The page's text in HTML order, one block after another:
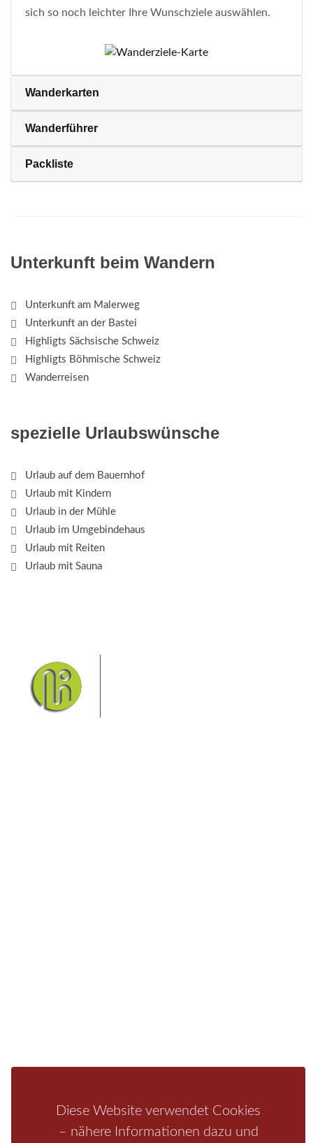
Diese Website verwendet Cookies
– nähere Informationen dazu und
sich so noch leichter Ihre Wunschziele auswählen.
Wanderkarten
Wanderführer
Packliste
Unterkunft beim Wandern
Unterkunft am Malerweg
Unterkunft an der Bastei
Highligts Sächsische Schweiz
Highligts Böhmische Schweiz
Wanderreisen
spezielle Urlaubswünsche
Urlaub auf dem Bauernhof
Urlaub mit Kindern
Urlaub in der Mühle
Urlaub im Umgebindehaus
Urlaub mit Reiten
Urlaub mit Sauna
Boofen Mediathek